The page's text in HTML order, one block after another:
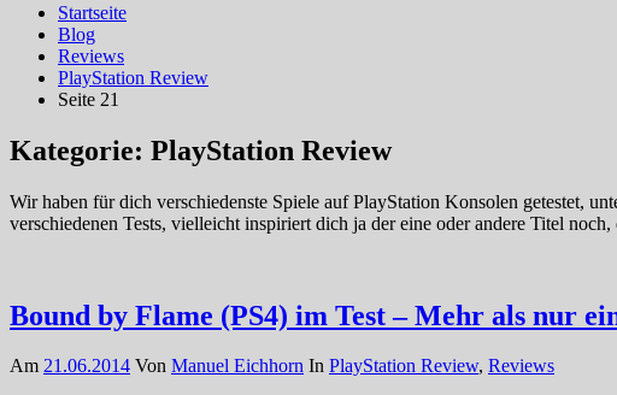
Startseite
Blog
Reviews
PlayStation Review
Seite 21
Kategorie: PlayStation Review
Wir haben für dich verschiedenste Spiele auf PlayStation Konsolen getestet,
verschiedenen Tests, vielleicht inspiriert dich ja der eine oder andere Titel
Bound by Flame (PS4) im Test – Mehr als nur
Am 21.06.2014 Von Manuel Eichhorn In PlayStation Review, Reviews